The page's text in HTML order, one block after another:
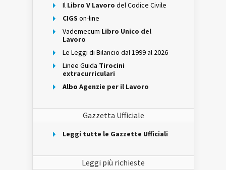
Il Libro V Lavoro del Codice Civile
CIGS on-line
Vademecum Libro Unico del
Lavoro
Le Leggi di Bilancio dal 1999 al 2026
Linee Guida Tirocini
extracurriculari
Albo Agenzie per il Lavoro
Gazzetta Ufficiale
Leggi tutte le Gazzette Ufficiali
Leggi più richieste